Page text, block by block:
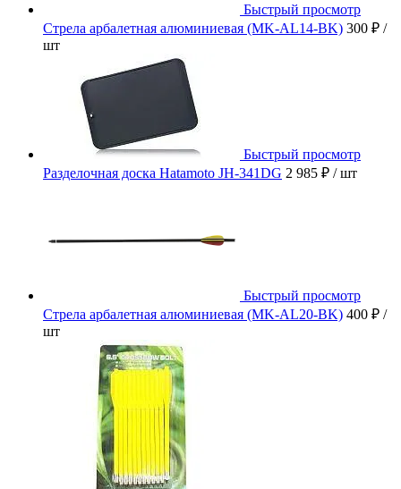
Быстрый просмотр
Стрела арбалетная алюминиевая (MK-AL14-BK) 300 ₽ /
шт
Быстрый просмотр
Разделочная доска Hatamoto JH-341DG 2 985 ₽ / шт
Быстрый просмотр
Стрела арбалетная алюминиевая (MK-AL20-BK) 400 ₽ /
шт